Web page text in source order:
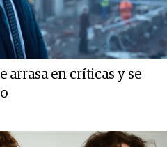
arrasa en críticas y se